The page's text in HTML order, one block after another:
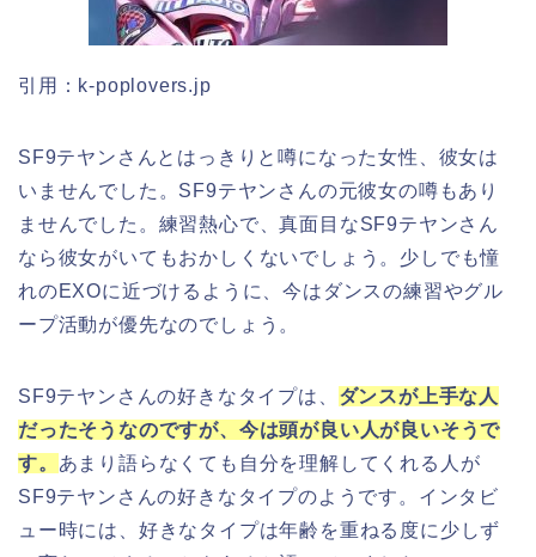
引用：k-poplovers.jp
SF9テヤンさんとはっきりと噂になった女性、彼女は
いませんでした。SF9テヤンさんの元彼女の噂もあり
ませんでした。練習熱心で、真面目なSF9テヤンさん
なら彼女がいてもおかしくないでしょう。少しでも憧
れのEXOに近づけるように、今はダンスの練習やグル
ープ活動が優先なのでしょう。
SF9テヤンさんの好きなタイプは、 ダンスが上手な人
だったそうなのですが、今は頭が良い人が良いそうで
す。 あまり語らなくても自分を理解してくれる人が
SF9テヤンさんの好きなタイプのようです。インタビ
ュー時には、好きなタイプは年齢を重ねる度に少しず